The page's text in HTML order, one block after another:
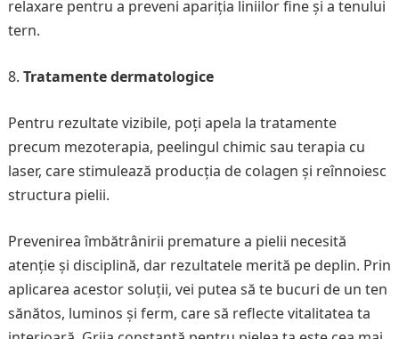
relaxare pentru a preveni apariția liniilor fine și a tenului
tern.
Tratamente dermatologice
Pentru rezultate vizibile, poți apela la tratamente
precum mezoterapia, peelingul chimic sau terapia cu
laser, care stimulează producția de colagen și reînnoiesc
structura pielii.
Prevenirea îmbătrânirii premature a pielii necesită
atenție și disciplină, dar rezultatele merită pe deplin. Prin
aplicarea acestor soluții, vei putea să te bucuri de un ten
sănătos, luminos și ferm, care să reflecte vitalitatea ta